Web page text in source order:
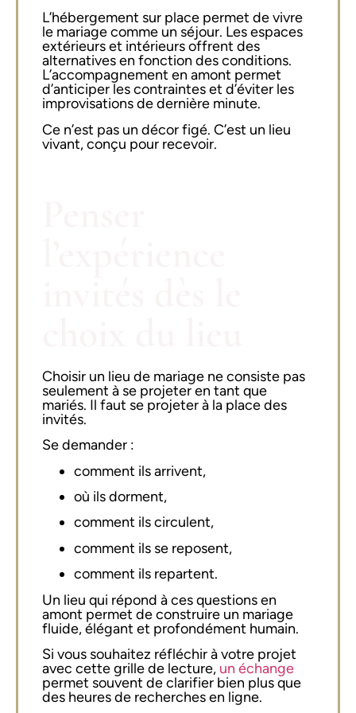
L’hébergement sur place permet de vivre
le mariage comme un séjour. Les espaces
extérieurs et intérieurs offrent des
alternatives en fonction des conditions.
L’accompagnement en amont permet
d’anticiper les contraintes et d’éviter les
improvisations de dernière minute.
Ce n’est pas un décor figé. C’est un lieu
vivant, conçu pour recevoir.
Choisir un lieu de mariage ne consiste pas
seulement à se projeter en tant que
mariés. Il faut se projeter à la place des
invités.
Se demander :
comment ils arrivent,
où ils dorment,
comment ils circulent,
comment ils se reposent,
comment ils repartent.
Un lieu qui répond à ces questions en
amont permet de construire un mariage
fluide, élégant et profondément humain.
Si vous souhaitez réfléchir à votre projet
avec cette grille de lecture, un échange
permet souvent de clarifier bien plus que
des heures de recherches en ligne.